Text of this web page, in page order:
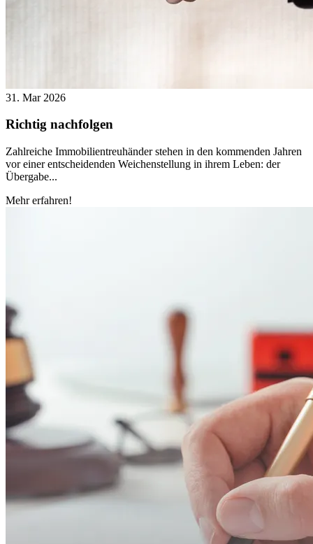
31. Mar 2026
Richtig nachfolgen
Zahlreiche Immobilientreuhänder stehen in den kommenden Jahren
vor einer entscheidenden Weichenstellung in ihrem Leben: der
Übergabe...
Mehr erfahren!